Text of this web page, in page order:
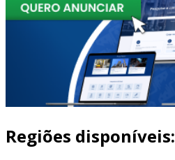
Regiões disponíveis: